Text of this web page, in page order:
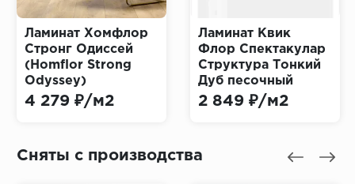
Ламинат Хомфлор
Стронг Одиссей
(Homflor Strong
Odyssey)
4 279 ₽/м2
Ламинат Квик
Флор Спектакулар
Структура Тонкий
Дуб песочный
брашированный
2 849 ₽/м2
Сняты с производства